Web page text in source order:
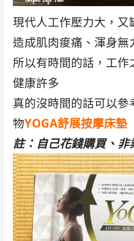
現代人工作壓力大，
造成肌肉痠痛、渾身無
所以有時間的話，工
健康許多
真的沒時間的話可以
物YOGA舒展按摩床墊
註：自己花錢購買、非